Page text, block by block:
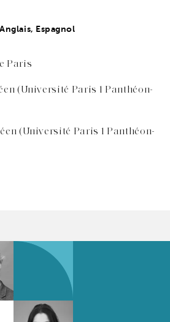
Espagnol
Paris
(Université Paris 1 Panthéon-
(Université Paris 1 Panthéon-